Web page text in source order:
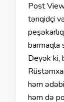
Post
tənqidçi
barmaqla
Deyək ki,
həm
həm də